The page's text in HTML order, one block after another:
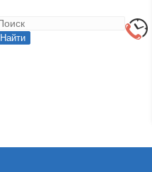
Найти